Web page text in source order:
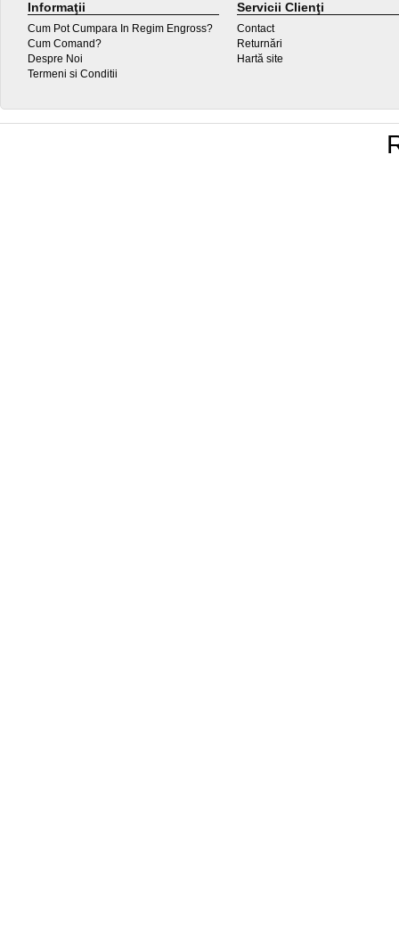
Informaţii
Cum Pot Cumpara In Regim Engross?
Cum Comand?
Despre Noi
Termeni si Conditii
Servicii Clienţi
Contact
Returnări
Hartă site